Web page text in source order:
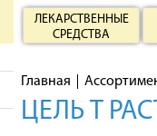
ЛЕКАРСТВЕННЫЕ
СРЕДСТВА
Главная
ЦЕЛЬ Т